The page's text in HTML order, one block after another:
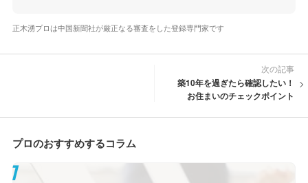
正木湧プロは中国新聞社が厳正なる審査をした登録専門家です
次の記事
築10年を過ぎたら確認したい！
お住まいのチェックポイント
プロのおすすめするコラム